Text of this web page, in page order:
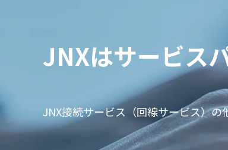
JNXはサービス
JNX接続サービス（回線サービス）